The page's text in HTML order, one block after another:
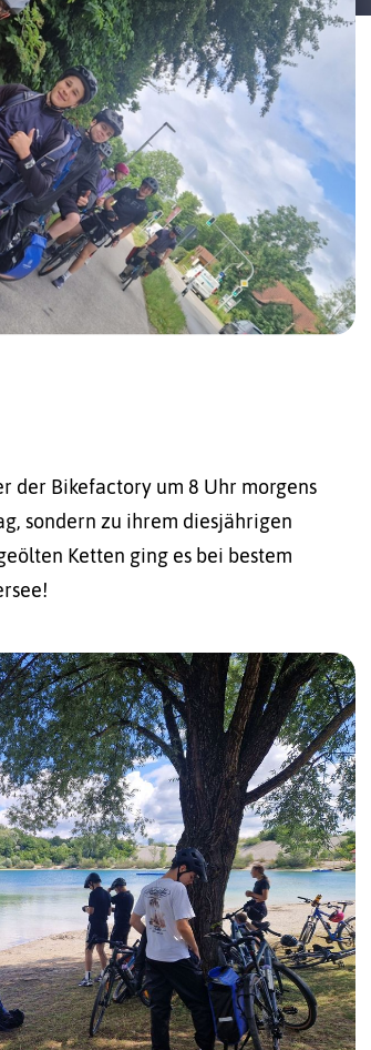
der Bikefactory um 8 Uhr morgens
sondern zu ihrem diesjährigen
Ketten ging es bei bestem